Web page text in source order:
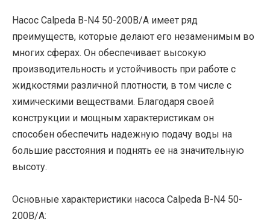
Насос Calpeda B-N4 50-200B/A имеет ряд
преимуществ, которые делают его незаменимым во
многих сферах. Он обеспечивает высокую
производительность и устойчивость при работе с
жидкостями различной плотности, в том числе с
химическими веществами. Благодаря своей
конструкции и мощным характеристикам он
способен обеспечить надежную подачу воды на
большие расстояния и поднять ее на значительную
высоту.
Основные характеристики насоса Calpeda B-N4 50-
200B/A: